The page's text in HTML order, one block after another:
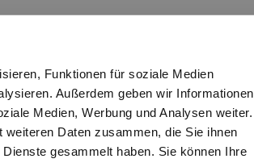
Funktionen für soziale Medien
Außerdem geben wir Informationen
Medien, Werbung und Analysen weiter.
Daten zusammen, die Sie ihnen
gesammelt haben. Sie können Ihre